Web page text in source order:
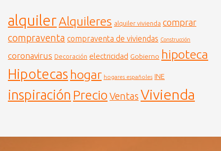
alquilerAlquileres alquiler vivienda comprar
compraventa compraventa de viviendas Construcción
coronavirus Decoración electricidad Gobierno hipoteca
Hipotecas hogar hogares españoles INE
inspiración Precio Ventas Vivienda